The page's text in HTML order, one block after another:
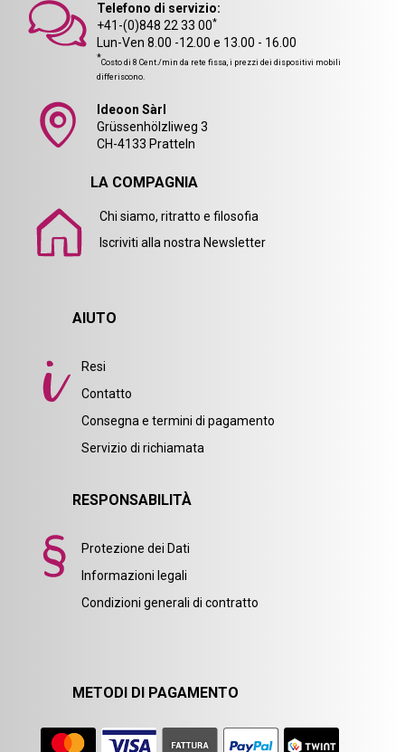
Telefono di servizio:
+41-(0)848 22 33 00*
Lun-Ven 8.00 -12.00 e 13.00 - 16.00
*Costo di 8 Cent./min da rete fissa, i prezzi dei dispositivi mobili
differiscono.
Ideoon Sàrl
Grüssenhölzliweg 3
CH-4133 Pratteln
LA COMPAGNIA
Chi siamo, ritratto e filosofia
Iscriviti alla nostra Newsletter
AIUTO
Resi
Contatto
Consegna e termini di pagamento
Servizio di richiamata
RESPONSABILITÀ
Protezione dei Dati
Informazioni legali
Condizioni generali di contratto
METODI DI PAGAMENTO